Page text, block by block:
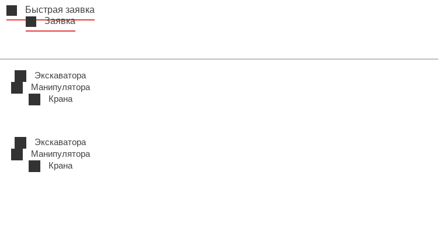
Быстрая заявка
Заявка
Экскаватора
Манипулятора
Крана
Экскаватора
Манипулятора
Крана